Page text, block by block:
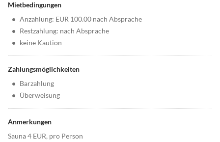
Mietbedingungen
• Anzahlung: EUR 100.00 nach Absprache
• Restzahlung: nach Absprache
• keine Kaution
Zahlungsmöglichkeiten
• Barzahlung
• Überweisung
Anmerkungen
Sauna 4 EUR, pro Person